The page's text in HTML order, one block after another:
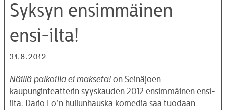
Syksyn ensimmäinen
ensi-ilta!
31.8.2012
Näillä palkoilla ei makseta! on Seinäjoen
kaupunginteatterin syyskauden 2012 ensimmäinen ensi-
ilta. Dario Fo’n hullunhauska komedia saa tuodaan